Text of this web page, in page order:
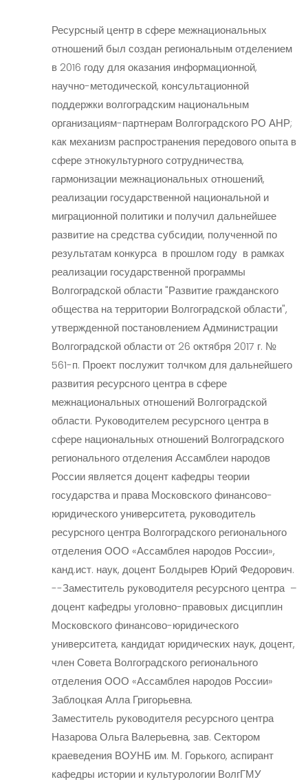
Ресурсный центр в сфере межнациональных
отношений был создан региональным отделением
в 2016 году для оказания информационной,
научно-методической, консультационной
поддержки волгоградским национальным
организациям-партнерам Волгоградского РО АНР;
как механизм распространения передового опыта в
сфере этнокультурного сотрудничества,
гармонизации межнациональных отношений,
реализации государственной национальной и
миграционной политики и получил дальнейшее
развитие на средства субсидии, полученной по
результатам конкурса в прошлом году в рамках
реализации государственной программы
Волгоградской области "Развитие гражданского
общества на территории Волгоградской области",
утвержденной постановлением Администрации
Волгоградской области от 26 октября 2017 г. №
561-п. Проект послужит толчком для дальнейшего
развития ресурсного центра в сфере
межнациональных отношений Волгоградской
области. Руководителем ресурсного центра в
сфере национальных отношений Волгоградского
регионального отделения Ассамблеи народов
России является доцент кафедры теории
государства и права Московского финансово-
юридиче­ского университета, руководитель
ресурсного центра Волгоградского регионального
отделения ООО «Ассамблея народов России»,
канд.ист. наук, доцент Болдырев Юрий Федорович.
--Заместитель руководителя ресурсного центра –
доцент кафедры уголовно-правовых дисциплин
Московского финансово-юридического
университета, кандидат юридических наук, доцент,
член Совета Волгоградского регионального
отделения ООО «Ассамблея народов России»
Заблоцкая Алла Григорьевна.
Заместитель руководителя ресурсного центра
Назарова Ольга Валерьевна, зав. Сектором
краеведения ВОУНБ им. М. Горького, аспирант
кафедры истории и культурологии ВолгГМУ